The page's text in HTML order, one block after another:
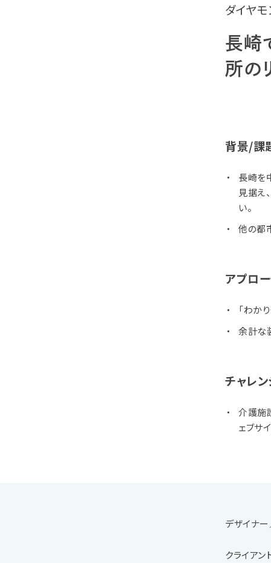
ダイヤ
長崎
所の
背景/課
長崎を
見据え
い。
他の都
アプロ
「わか
余計な
チャレ
介護施
ェブサ
デザイナ
クライア